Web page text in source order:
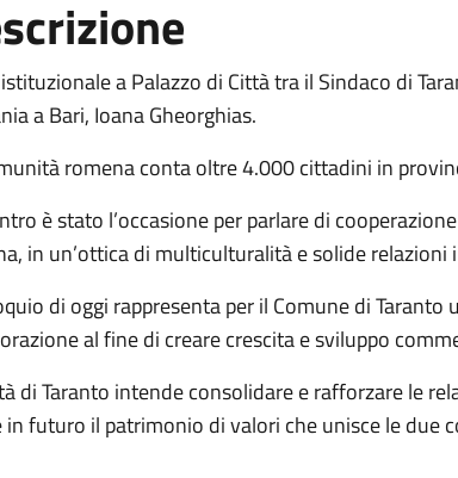
a Palazzo di Città tra il Sindaco di
a Bari, Ioana Gheorghias.
romena conta oltre 4.000 cittadini in
è stato l’occasione per parlare di
in un’ottica di multiculturalità e solide
di oggi rappresenta per il Comune di Taranto
al fine di creare crescita e sviluppo
di Taranto intende consolidare e rafforzare le
in futuro il patrimonio di valori che unisce le due